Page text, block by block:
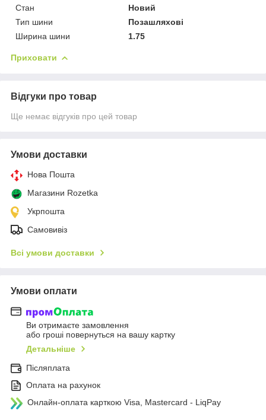
Стан
Новий
Тип шини
Позашляхові
Ширина шини
1.75
Приховати
Відгуки про товар
Ще немає відгуків про цей товар
Умови доставки
Нова Пошта
Магазини Rozetka
Укрпошта
Самовивіз
Всі умови доставки
Умови оплати
Ви отримаєте замовлення
або гроші повернуться на вашу картку
Детальніше
Післяплата
Оплата на рахунок
Онлайн-оплата карткою Visa, Mastercard - LiqPay